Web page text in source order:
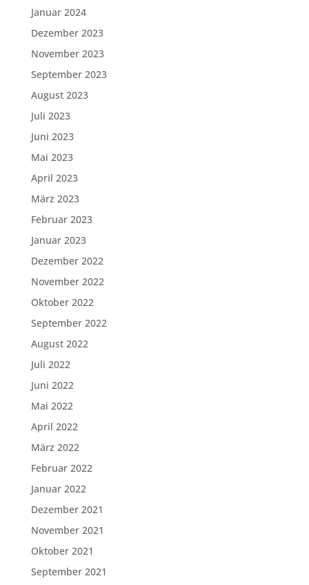
Januar 2024
Dezember 2023
November 2023
September 2023
August 2023
Juli 2023
Juni 2023
Mai 2023
April 2023
März 2023
Februar 2023
Januar 2023
Dezember 2022
November 2022
Oktober 2022
September 2022
August 2022
Juli 2022
Juni 2022
Mai 2022
April 2022
März 2022
Februar 2022
Januar 2022
Dezember 2021
November 2021
Oktober 2021
September 2021